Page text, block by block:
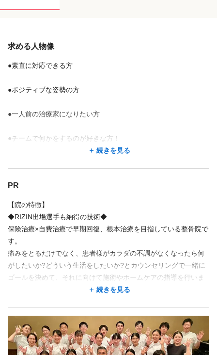
求める人物像
●素直に対応できる方
●ポジティブな姿勢の方
●一人前の治療家になりたい方
●チームで何かをするのが好きな方！
私たちは共に働く仲間をとても大切にします。だからこそ、院の
ご応募いただいた方は
・院の見学
を受けていただき選考に進むか考えていただきます。
感染症対策や遠方に方には先にオンラインにてお話させていただ
く場合もございます。まずはご応募いただき、個別に対応させて
いただきますのでお気軽にお問合せください♪
続きを見る
PR
【院の特徴】
◆RIZIN出場選手も納得の技術◆
保険治療×自費治療で早期回復、根本治療を目指している整骨院で
す。
痛みをとるだけでなく、患者様がカラダの不調がなくなったら何
がしたいか?どういう生活をしたいか?とカウンセリングで一緒に
ゴールを決めて、それに向けて施術やホームケアの指導を行いま
す。痛みの再発防止、ケガの予防、パフォーマンスアップなど主
◆安心のチーム医療◆
患者様の早期回復のためにも通院ペースが大切となります。当院
では指名、担当制はなくどの先生が入っても同じ施術、効果が出
続きを見る